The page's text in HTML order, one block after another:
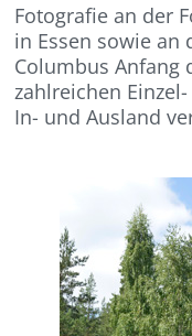
Fotografie an der
in Essen sowie an
Columbus Anfang
zahlreichen
In- und Ausland